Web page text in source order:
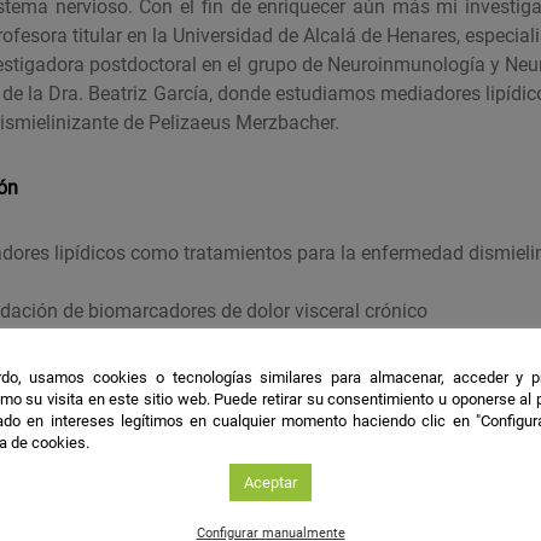
nervioso. Con el fin de enriquecer aún más mi
titular en la Universidad de Alcalá de Henares,
postdoctoral en el grupo de Neuroinmunología y
la Dra. Beatriz García, donde estudiamos mediadores
de Pelizaeus Merzbacher.
lipídicos como tratamientos para la enfermedad
de biomarcadores de dolor visceral crónico
transgénicos para descubrir nuevas
desde muy pequeña. Siempre he sentido curiosidad por
usamos cookies o tecnologías similares para almacenar, acceder y
su visita en este sitio web. Puede retirar su consentimiento u oponerse al
en intereses legítimos en cualquier momento haciendo clic en
de cookies.
Aceptar
Configurar manualmente